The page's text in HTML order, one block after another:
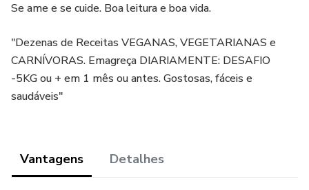
Se ame e se cuide. Boa leitura e boa vida.
"Dezenas de Receitas VEGANAS, VEGETARIANAS e
CARNÍVORAS. Emagreça DIARIAMENTE: DESAFIO
-5KG ou + em 1 mês ou antes. Gostosas, fáceis e
saudáveis"
Vantagens Detalhes